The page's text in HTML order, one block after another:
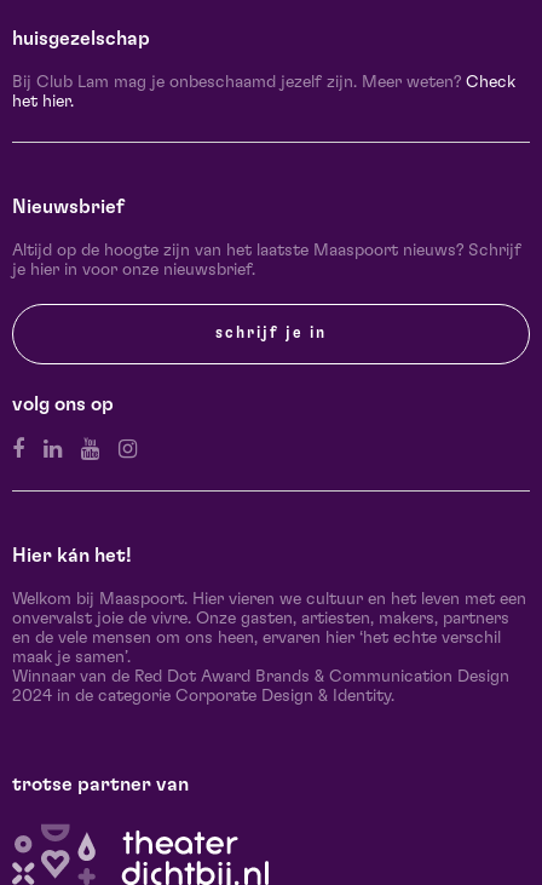
huisgezelschap
Bij Club Lam mag je onbeschaamd jezelf zijn. Meer weten? Check
het hier.
Nieuwsbrief
Altijd op de hoogte zijn van het laatste Maaspoort nieuws? Schrijf
je hier in voor onze nieuwsbrief.
schrijf je in
volg ons op
Hier kán het!
Welkom bij Maaspoort. Hier vieren we cultuur en het leven met een
onvervalst joie de vivre. Onze gasten, artiesten, makers, partners
en de vele mensen om ons heen, ervaren hier ‘het echte verschil
maak je samen’.
Winnaar van de Red Dot Award Brands & Communication Design
2024 in de categorie Corporate Design & Identity.
trotse partner van